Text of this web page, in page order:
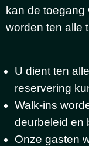
kan de toegang
worden ten alle
U dient ten
reservering
Walk-ins
deurbeleid en
Onze gasten